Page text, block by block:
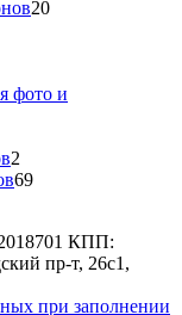
2020
фото и
2
товара
6969
КПП:
пр-т, 26с1,
при заполнении